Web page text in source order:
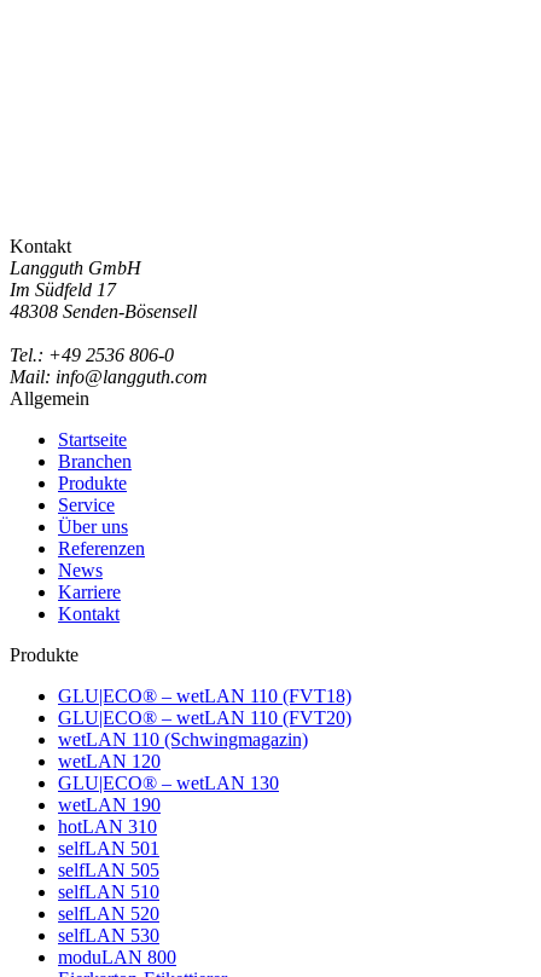
Kontakt
Langguth GmbH
Im Südfeld 17
48308 Senden-Bösensell
Tel.: +49 2536 806-0
Mail: info@langguth.com
Allgemein
Startseite
Branchen
Produkte
Service
Über uns
Referenzen
News
Karriere
Kontakt
Produkte
GLU|ECO® – wetLAN 110 (FVT18)
GLU|ECO® – wetLAN 110 (FVT20)
wetLAN 110 (Schwingmagazin)
wetLAN 120
GLU|ECO® – wetLAN 130
wetLAN 190
hotLAN 310
selfLAN 501
selfLAN 505
selfLAN 510
selfLAN 520
selfLAN 530
moduLAN 800